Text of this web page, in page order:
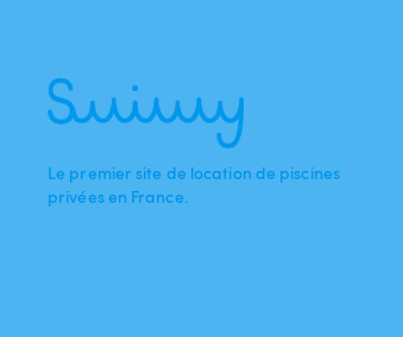
Le premier site de location de piscines
privées en France.